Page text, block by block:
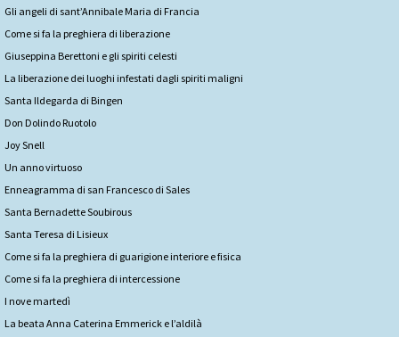
Gli angeli di sant’Annibale Maria di Francia
Come si fa la preghiera di liberazione
Giuseppina Berettoni e gli spiriti celesti
La liberazione dei luoghi infestati dagli spiriti maligni
Santa Ildegarda di Bingen
Don Dolindo Ruotolo
Joy Snell
Un anno virtuoso
Enneagramma di san Francesco di Sales
Santa Bernadette Soubirous
Santa Teresa di Lisieux
Come si fa la preghiera di guarigione interiore e fisica
Come si fa la preghiera di intercessione
I nove martedì
La beata Anna Caterina Emmerick e l’aldilà